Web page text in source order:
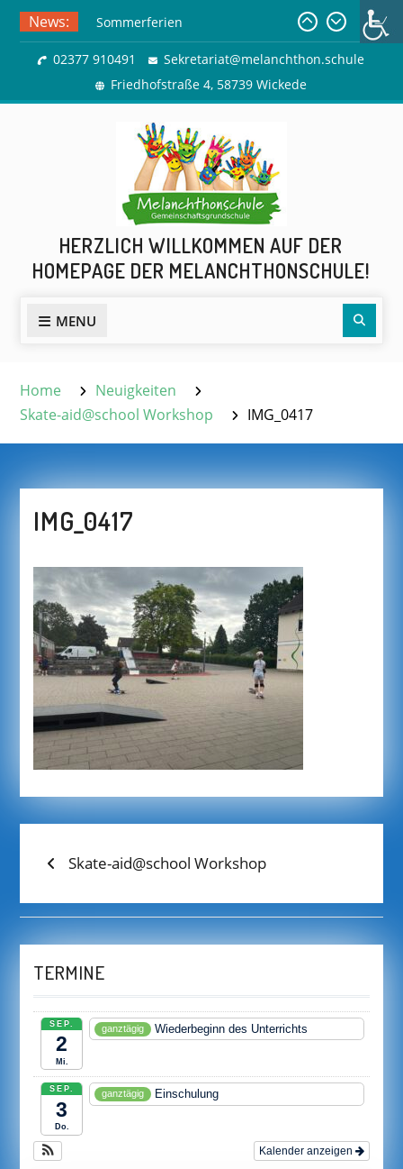
Skip
content
News:
Sommerferien
Ausflug zur Freilichtbühne
Herdringen
02377 910491
Sekretariat@melanchthon.schule
Friedhofstraße 4, 58739 Wickede
HERZLICH WILLKOMMEN AUF DER
HOMEPAGE DER MELANCHTHONSCHULE!
MENU
Home
Neuigkeiten
Skate-aid@school Workshop
IMG_0417
IMG_0417
BEITRAGS-
Previous
Skate-aid@school Workshop
TERMINE
SEP.
2
Mi.
ganztägig Wiederbeginn des Unterrichts
SEP.
3
Do.
ganztägig Einschulung
Kalender anzeigen